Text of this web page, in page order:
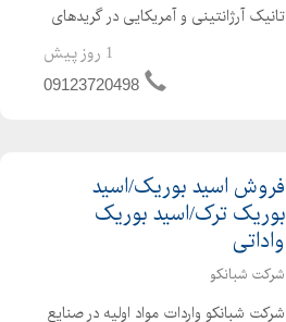
تانیک آرژانتینی و آمریکایی در گریدهای
دارویی ، خوراکی، آرایشی و بهداشتی و
صنعتی با بیش از چهار دهه سابقه
1 روز پیش
09123720498
فروش اسید بوریک/اسید
بوریک ترک/اسید بوریک
واداتی
شرکت شبانکو
شرکت شبانکو واردات مواد اولیه در صنایع